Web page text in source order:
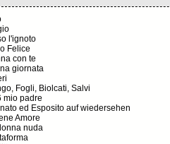
l'ignoto
Felice
con te
giornata
Fogli, Biolcati, Salvi
mio padre
ed Esposito auf wiedersehen
Amore
nuda